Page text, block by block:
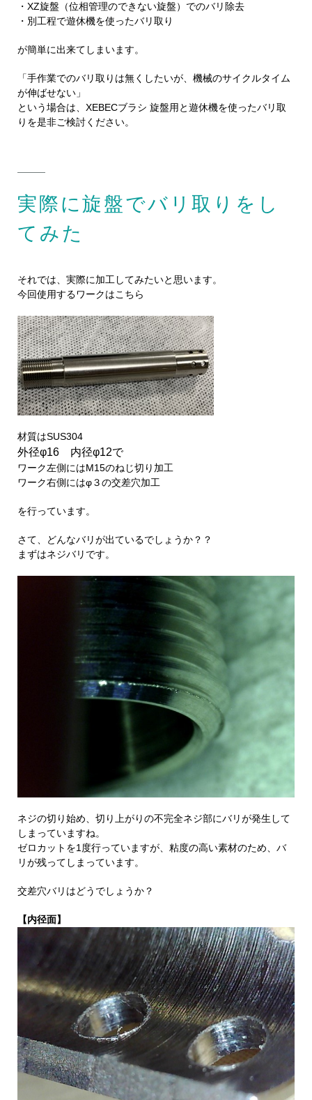
・XZ旋盤（位相管理のできない旋盤）でのバリ除去
・別工程で遊休機を使ったバリ取り
が簡単に出来てしまいます。
「手作業でのバリ取りは無くしたいが、機械のサイクルタイム
が伸ばせない」
という場合は、XEBECブラシ 旋盤用と遊休機を使ったバリ取
りを是非ご検討ください。
実際に旋盤でバリ取りをし
てみた
それでは、実際に加工してみたいと思います。
今回使用するワークはこちら
材質はSUS304
外径φ16 内径φ12で
ワーク左側にはM15のねじ切り加工
ワーク右側にはφ３の交差穴加工
を行っています。
さて、どんなバリが出ているでしょうか？？
まずはネジバリです。
ネジの切り始め、切り上がりの不完全ネジ部にバリが発生して
しまっていますね。
ゼロカットを1度行っていますが、粘度の高い素材のため、バ
リが残ってしまっています。
交差穴バリはどうでしょうか？
【内径面】